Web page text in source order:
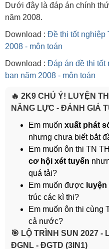
Dưới đây là đáp án chính
năm 2008.
Download : Đề thi tốt nghiệp
2008 - môn toán
Download : Đáp án đề thi tốt
ban năm 2008 - môn toán
🔥 2K9 CHÚ Ý! LUYỆN
NĂNG LỰC - ĐÁNH GIÁ
Em muốn xuất phát
nhưng chưa biết bắt
Em muốn ôn thi TN
cơ hội xét tuyển
quá tải?
Em muốn được
trúc các kì thi?
Em muốn ôn thi cùng
cả nước?
️🎯 LỘ TRÌNH SUN 2027 -
ĐGNL - ĐGTD (3IN1)